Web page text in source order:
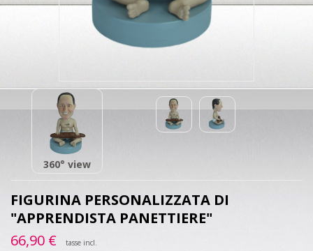
360° view
FIGURINA PERSONALIZZATA DI
"APPRENDISTA PANETTIERE"
66,90 €
tasse incl.